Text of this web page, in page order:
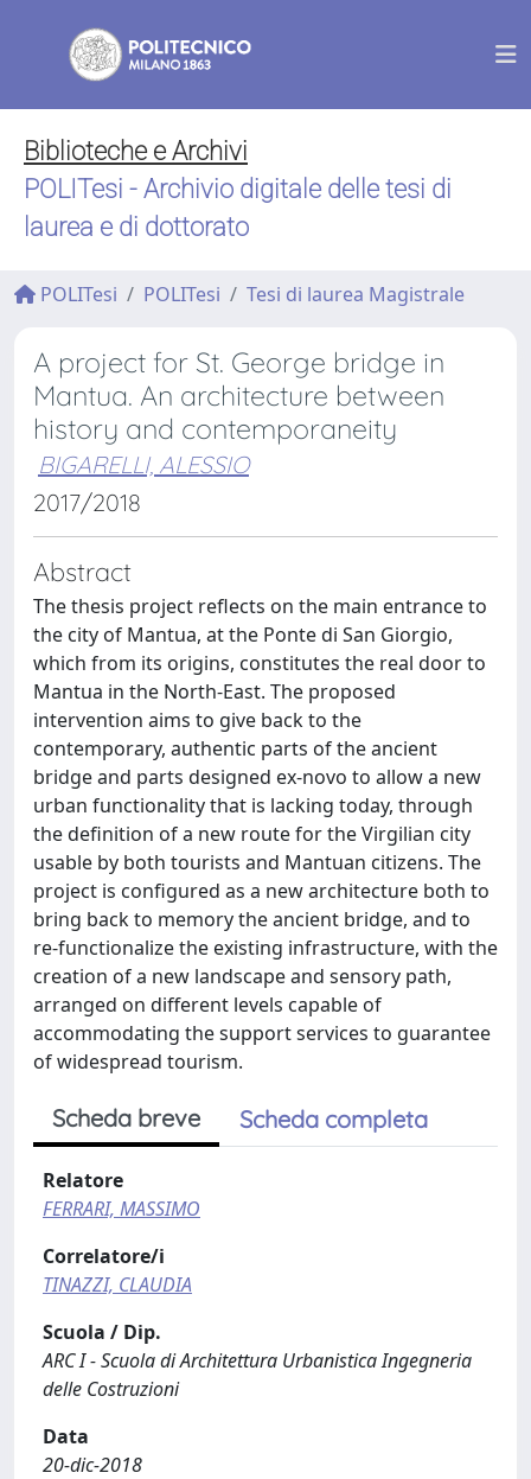
Biblioteche e Archivi
POLITesi - Archivio digitale delle tesi di
laurea e di dottorato
POLITesi POLITesi Tesi di laurea Magistrale
A project for St. George bridge in
Mantua. An architecture between
history and contemporaneity
BIGARELLI, ALESSIO
2017/2018
Abstract
The thesis project reflects on the main entrance to
the city of Mantua, at the Ponte di San Giorgio,
which from its origins, constitutes the real door to
Mantua in the North-East. The proposed
intervention aims to give back to the
contemporary, authentic parts of the ancient
bridge and parts designed ex-novo to allow a new
urban functionality that is lacking today, through
the definition of a new route for the Virgilian city
usable by both tourists and Mantuan citizens. The
project is configured as a new architecture both to
bring back to memory the ancient bridge, and to
re-functionalize the existing infrastructure, with the
creation of a new landscape and sensory path,
arranged on different levels capable of
accommodating the support services to guarantee
of widespread tourism.
Scheda breve Scheda completa
Relatore
FERRARI, MASSIMO
Correlatore/i
TINAZZI, CLAUDIA
Scuola / Dip.
ARC I - Scuola di Architettura Urbanistica Ingegneria
delle Costruzioni
Data
20-dic-2018